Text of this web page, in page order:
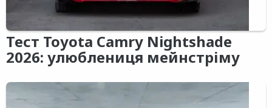
Тест Toyota Camry Nightshade
2026: улюблениця мейнстріму